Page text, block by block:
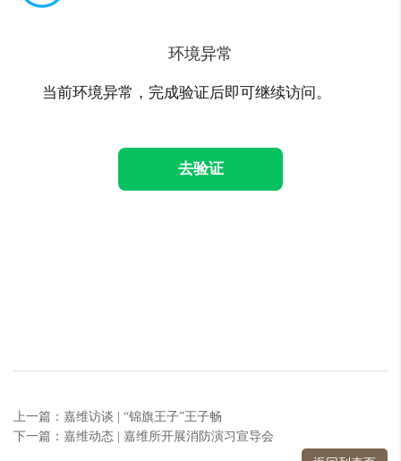
环境异常
当前环境异常，完成验证后即可继续访问。
去验证
上一篇：嘉维访谈 | “锦旗王子”王子畅
下一篇：嘉维动态 | 嘉维所开展消防演习宣导会